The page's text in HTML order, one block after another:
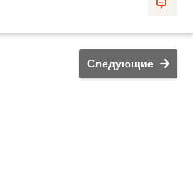
Следующие